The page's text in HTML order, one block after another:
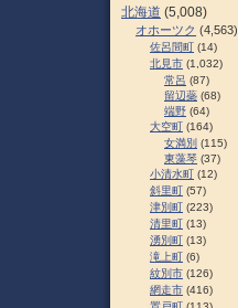
北海道 (5,008)
オホーツク (4,563)
佐呂間町 (14)
北見市 (1,032)
常呂 (87)
留辺蘂 (68)
端野 (64)
大空町 (164)
女満別 (115)
東藻琴 (37)
小清水町 (12)
斜里町 (57)
津別町 (223)
清里町 (13)
湧別町 (13)
滝上町 (6)
紋別市 (126)
網走市 (416)